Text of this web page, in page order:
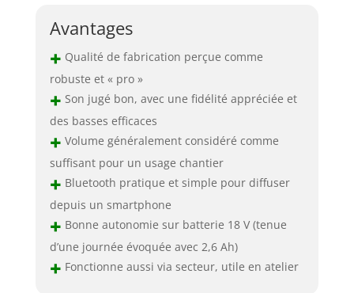
Avantages
+ Qualité de fabrication perçue comme
robuste et « pro »
+ Son jugé bon, avec une fidélité appréciée et
des basses efficaces
+ Volume généralement considéré comme
suffisant pour un usage chantier
+ Bluetooth pratique et simple pour diffuser
depuis un smartphone
+ Bonne autonomie sur batterie 18 V (tenue
d’une journée évoquée avec 2,6 Ah)
+ Fonctionne aussi via secteur, utile en atelier